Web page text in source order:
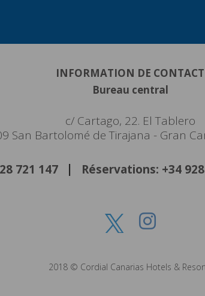
INFORMATION DE CONTACT
Bureau central
c/ Cartago, 22. El Tablero
San Bartolomé de Tirajana - Gran
721 147 Réservations: +34
2018 © Cordial Canarias Hotels &